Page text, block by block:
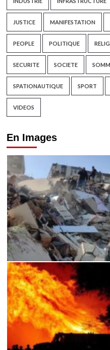
JUSTICE MANIFESTATION
PEOPLE POLITIQUE
SECURITE SOCIETE
SPATIONAUTIQUE SPORT
VIDEOS
En Images